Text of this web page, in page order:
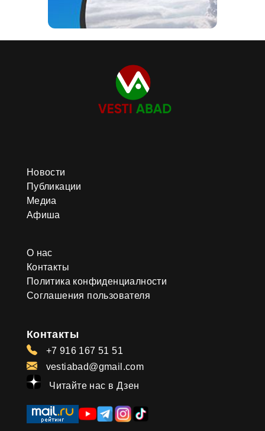
Новости
Публикации
Медиа
Афиша
О нас
Контакты
Политика конфиденциалности
Соглашения пользователя
Контакты
+7 916 167 51 51
vestiabad@gmail.com
Читайте нас в Дзен